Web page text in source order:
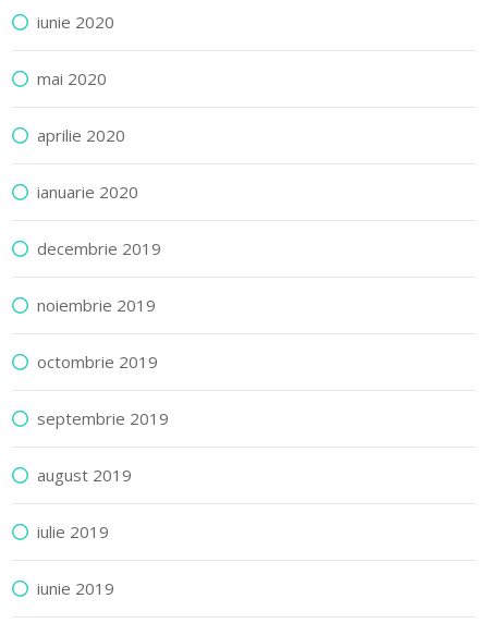
iunie 2020
mai 2020
aprilie 2020
ianuarie 2020
decembrie 2019
noiembrie 2019
octombrie 2019
septembrie 2019
august 2019
iulie 2019
iunie 2019